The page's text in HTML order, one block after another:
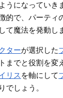
うになっていき
的で、パーティ
て魔法を発動し
ターが選択した
までと役割を変
リス を軸にして
でしょう。